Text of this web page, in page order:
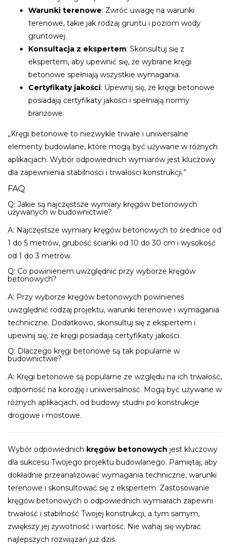
Warunki terenowe: Zwróć uwagę na warunki
terenowe, takie jak rodzaj gruntu i poziom wody
gruntowej.
Konsultacja z ekspertem: Skonsultuj się z
ekspertem, aby upewnić się, że wybrane kręgi
betonowe spełniają wszystkie wymagania.
Certyfikaty jakości: Upewnij się, że kręgi betonowe
posiadają certyfikaty jakości i spełniają normy
branżowe.
„Kręgi betonowe to niezwykle trwałe i uniwersalne
elementy budowlane, które mogą być używane w różnych
aplikacjach. Wybór odpowiednich wymiarów jest kluczowy
dla zapewnienia stabilności i trwałości konstrukcji.”
FAQ
Q: Jakie są najczęstsze wymiary kręgów betonowych
używanych w budownictwie?
A: Najczęstsze wymiary kręgów betonowych to średnice od
1 do 5 metrów, grubość ścianki od 10 do 30 cm i wysokość
od 1 do 3 metrów.
Q: Co powinienem uwzględnić przy wyborze kręgów
betonowych?
A: Przy wyborze kręgów betonowych powinieneś
uwzględnić rodzaj projektu, warunki terenowe i wymagania
techniczne. Dodatkowo, skonsultuj się z ekspertem i
upewnij się, że kręgi posiadają certyfikaty jakości.
Q: Dlaczego kręgi betonowe są tak popularne w
budownictwie?
A: Kręgi betonowe są popularne ze względu na ich trwałość,
odporność na korozję i uniwersalność. Mogą być używane w
różnych aplikacjach, od budowy studni po konstrukcje
drogowe i mostowe.
Wybór odpowiednich kręgów betonowych jest kluczowy
dla sukcesu Twojego projektu budowlanego. Pamiętaj, aby
dokładnie przeanalizować wymagania techniczne, warunki
terenowe i skonsultować się z ekspertem. Zastosowanie
kręgów betonowych o odpowiednich wymiarach zapewni
trwałość i stabilność Twojej konstrukcji, a tym samym,
zwiększy jej żywotność i wartość. Nie wahaj się wybrać
najlepszych rozwiązań już dziś.